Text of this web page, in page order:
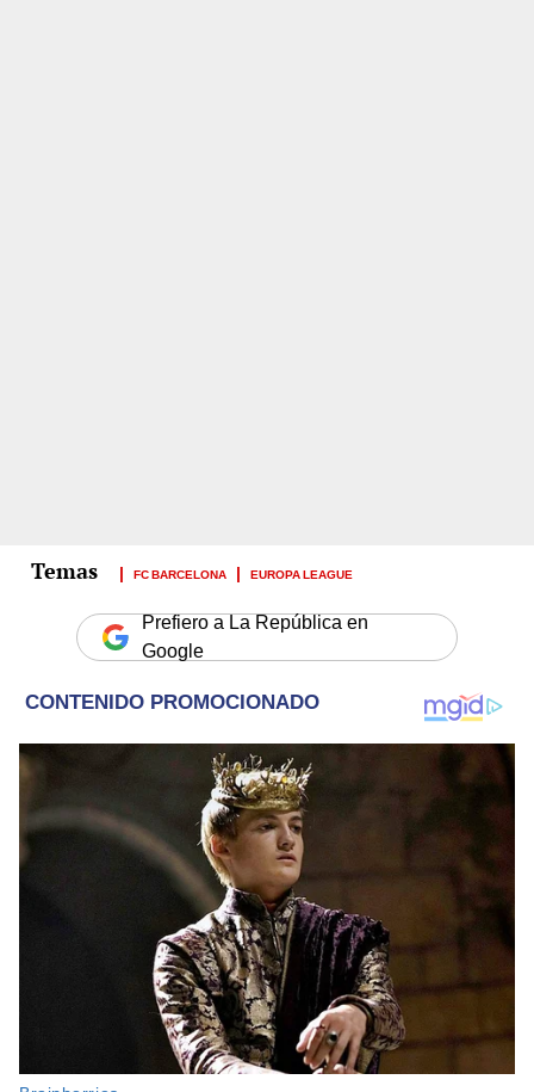
FC BARCELONA EUROPA LEAGUE
Prefiero a La República en
Google